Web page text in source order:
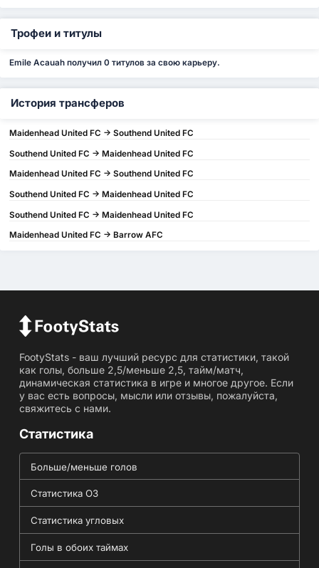
Трофеи и титулы
Emile Acauah получил 0 титулов за свою карьеру.
История трансферов
Maidenhead United FC -> Southend United FC
Southend United FC -> Maidenhead United FC
Maidenhead United FC -> Southend United FC
Southend United FC -> Maidenhead United FC
Southend United FC -> Maidenhead United FC
Maidenhead United FC -> Barrow AFC
FootyStats - ваш лучший ресурс для статистики, такой
как голы, больше 2,5/меньше 2,5, тайм/матч,
динамическая статистика в игре и многое другое. Если
у вас есть вопросы, мысли или отзывы, пожалуйста,
свяжитесь с нами.
Статистика
Больше/меньше голов
Статистика ОЗ
Статистика угловых
Голы в обоих таймах